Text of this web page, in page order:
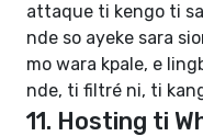
attaque ti kengo ti
nde so ayeke sara
mo wara kpale, e
nde, ti filtré ni, ti
11. Hosting ti